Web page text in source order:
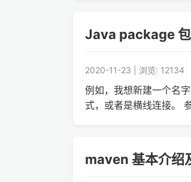
Java package
2020-11-23 | 浏览: 12134
例如，我想新建一个名
式，或者是横线连接。
maven 基本介绍